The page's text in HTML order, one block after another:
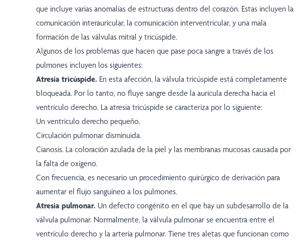
que incluye varias anomalías de estructuras dentro del corazón. Estas incluyen la
comunicación interauricular, la comunicación interventricular, y una mala
formación de las válvulas mitral y tricúspide.
Algunos de los problemas que hacen que pase poca sangre a través de los
pulmones incluyen los siguientes:
Atresia tricúspide. En esta afección, la válvula tricúspide está completamente
bloqueada. Por lo tanto, no fluye sangre desde la aurícula derecha hacia el
ventrículo derecho. La atresia tricúspide se caracteriza por lo siguiente:
Un ventrículo derecho pequeño.
Circulación pulmonar disminuida.
Cianosis. La coloración azulada de la piel y las membranas mucosas causada por
la falta de oxígeno.
Con frecuencia, es necesario un procedimiento quirúrgico de derivación para
aumentar el flujo sanguíneo a los pulmones.
Atresia pulmonar. Un defecto congénito en el que hay un subdesarrollo de la
válvula pulmonar. Normalmente, la válvula pulmonar se encuentra entre el
ventrículo derecho y la arteria pulmonar. Tiene tres aletas que funcionan como